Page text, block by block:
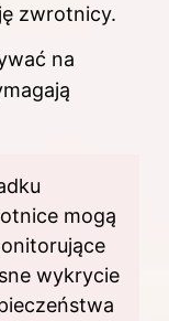
zwrotnicy.
na
mogą
wykrycie